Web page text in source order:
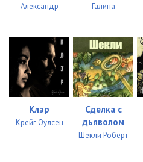
Александр
Галина
Клэр
Крейг Оулсен
Сделка с
дьяволом
Шекли Роберт